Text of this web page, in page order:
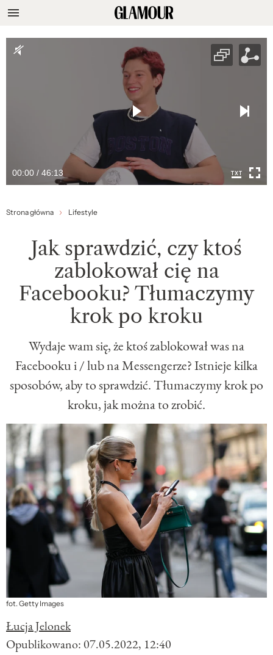
00:00 / 46:13
Strona główna Lifestyle
Jak sprawdzić, czy ktoś
zablokował cię na
Facebooku? Tłumaczymy
krok po kroku
Wydaje wam się, że ktoś zablokował was na
Facebooku i / lub na Messengerze? Istnieje kilka
sposobów, aby to sprawdzić. Tłumaczymy krok po
kroku, jak można to zrobić.
fot. Getty Images
Łucja Jelonek
Opublikowano: 07.05.2022, 12:40